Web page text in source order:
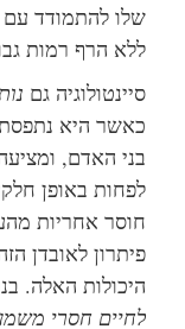
שלו להתמודד עם
ללא הרף רמות
סיינטולוגיה גם
כאשר היא נתפסת
בני האדם, ומציעה
לפחות באופן
חוסר אחריות מהעבר.
פיתרון לאובדן
היכולות האלה.
לחיים חסרי משמעות